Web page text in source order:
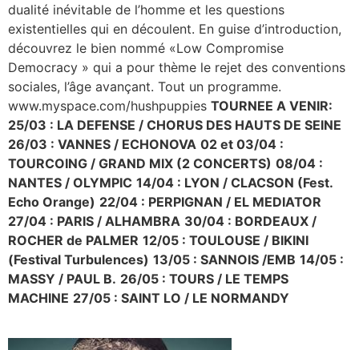
dualité inévitable de l’homme et les questions
existentielles qui en découlent. En guise d’introduction,
découvrez le bien nommé «Low Compromise
Democracy » qui a pour thème le rejet des conventions
sociales, l’âge avançant. Tout un programme.
www.myspace.com/hushpuppies TOURNEE A VENIR:
25/03 : LA DEFENSE / CHORUS DES HAUTS DE SEINE
26/03 : VANNES / ECHONOVA 02 et 03/04 :
TOURCOING / GRAND MIX (2 CONCERTS) 08/04 :
NANTES / OLYMPIC 14/04 : LYON / CLACSON (Fest.
Echo Orange) 22/04 : PERPIGNAN / EL MEDIATOR
27/04 : PARIS / ALHAMBRA 30/04 : BORDEAUX /
ROCHER de PALMER 12/05 : TOULOUSE / BIKINI
(Festival Turbulences) 13/05 : SANNOIS /EMB 14/05 :
MASSY / PAUL B. 26/05 : TOURS / LE TEMPS
MACHINE 27/05 : SAINT LO / LE NORMANDY